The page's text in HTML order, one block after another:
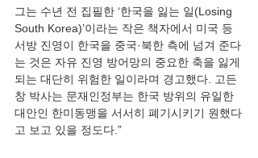
그는 수년 전 집필한 ‘한국을 잃는 일(Losing
South Korea)’이라는 작은 책자에서 미국 등
서방 진영이 한국을 중국·북한 측에 넘겨 준다
는 것은 자유 진영 방어망의 중요한 축을 잃게
되는 대단히 위험한 일이라며 경고했다. 고든
창 박사는 문재인정부는 한국 방위의 유일한
대안인 한미동맹을 서서히 폐기시키기 원했다
고 보고 있을 정도다.”